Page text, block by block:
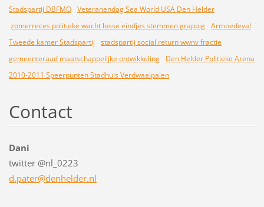
Stadspartij DBFMO Veteranendag Sea World USA Den Helder
zomerreces politieke wacht losse eindjes stemmen grappig Armoedeval
Tweede kamer Stadspartij
stadspartij social return wwnv fractie
gemeenteraad maatschappelijke ontwikkeling
Den Helder Politieke Arena
2010-2011 Speerpunten Stadhuis Verdwaalpalen
Contact
Dani
twitter @nl_0223
d.pater@denhelder.nl